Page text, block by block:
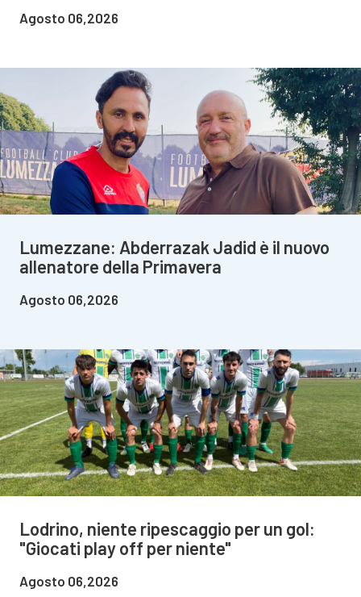
Agosto 06,2026
Lumezzane: Abderrazak Jadid è il nuovo
allenatore della Primavera
Agosto 06,2026
Lodrino, niente ripescaggio per un gol:
"Giocati play off per niente"
Agosto 06,2026